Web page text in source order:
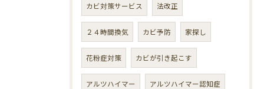
カビ対策サービス 法改正
２４時間換気 カビ予防 家探し
花粉症対策 カビが引き起こす
アルツハイマー アルツハイマー認知症